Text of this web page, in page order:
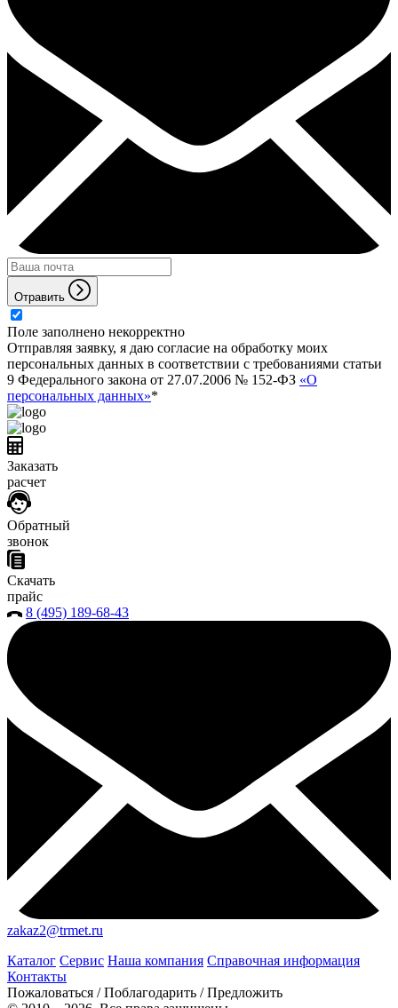
Отравить
Поле заполнено некорректно
Отправляя заявку, я даю согласие на обработку моих
персональных данных в соответствии с требованиями статьи
9 Федерального закона от 27.07.2006 № 152-ФЗ «О
персональных данных»*
Заказать
расчет
Обратный
звонок
Скачать
прайс
8 (495) 189-68-43
zakaz2@trmet.ru
Каталог Сервис Наша компания Справочная информация
Контакты
Пожаловаться / Поблагодарить / Предложить